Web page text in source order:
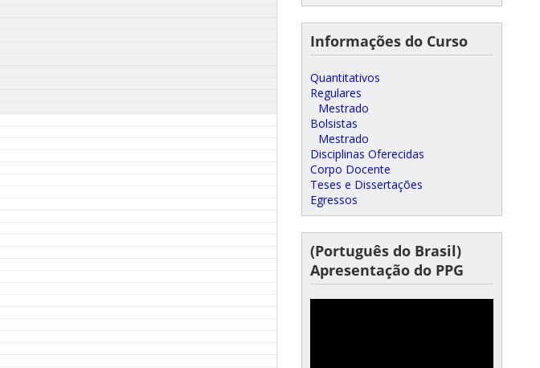
Informações do Curso
Quantitativos
Regulares
Mestrado
Bolsistas
Mestrado
Disciplinas Oferecidas
Corpo Docente
Teses e Dissertações
Egressos
(Português do Brasil)
Apresentação do PPG